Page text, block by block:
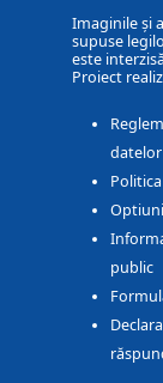
Imaginile și
supuse
este
Proiect
public